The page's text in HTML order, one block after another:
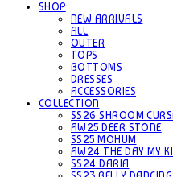
SHOP
NEW ARRIVALS
ALL
OUTER
TOPS
BOTTOMS
DRESSES
ACCESSORIES
COLLECTION
SS26 SHROOM
AW25 DEER STONE
SS25 MOHUM
AW24 THE DAY MY
SS24 DARIA